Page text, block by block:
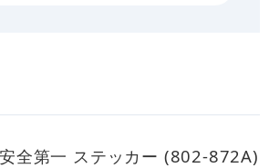
全第一 ステッカー (802-872A)